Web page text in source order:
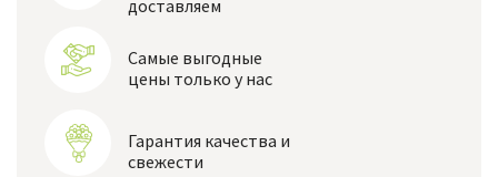
доставляем
Самые выгодные
цены только у нас
Гарантия качества и
свежести